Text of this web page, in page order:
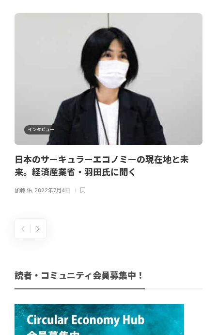
インタビュー
日本のサーキュラーエコノミーの現在地と未
来。経済産業省・羽田氏に聞く
加藤 佑, 2022年7月4日
読者・コミュニティ会員募集中！